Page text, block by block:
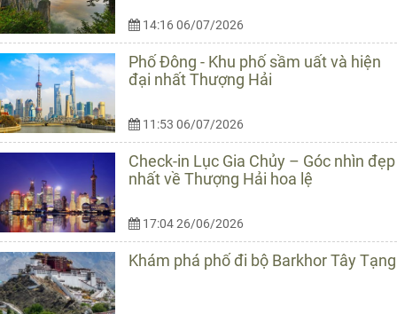
14:16 06/07/2026
Phố Đông - Khu phố sầm uất và hiện
đại nhất Thượng Hải
11:53 06/07/2026
Check-in Lục Gia Chủy – Góc nhìn đẹp
nhất về Thượng Hải hoa lệ
17:04 26/06/2026
Khám phá phố đi bộ Barkhor Tây Tạng